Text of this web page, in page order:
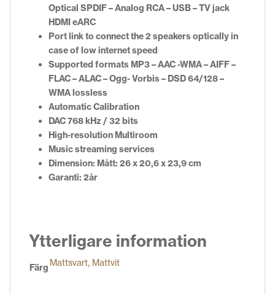
Optical SPDIF – Analog RCA – USB – TV jack
HDMI eARC
Port link to connect the 2 speakers optically in
case of low internet speed
Supported formats MP3 – AAC -WMA – AIFF –
FLAC – ALAC – Ogg- Vorbis – DSD 64/128 –
WMA lossless
Automatic Calibration
DAC 768 kHz / 32 bits
High-resolution Multiroom
Music streaming services
Dimension: Mått: 26 x 20,6 x 23,9 cm
Garanti: 2år
Ytterligare information
Färg Mattsvart, Mattvit